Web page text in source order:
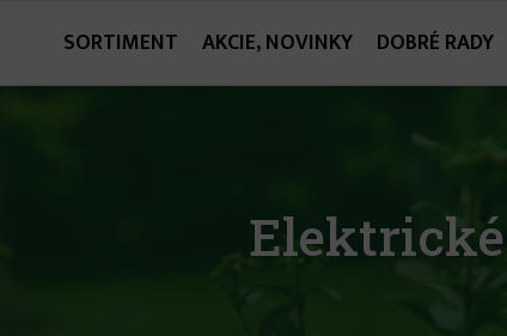
SORTIMENT AKCIE, NOVINKY DOBRÉ RADY
Elektrické